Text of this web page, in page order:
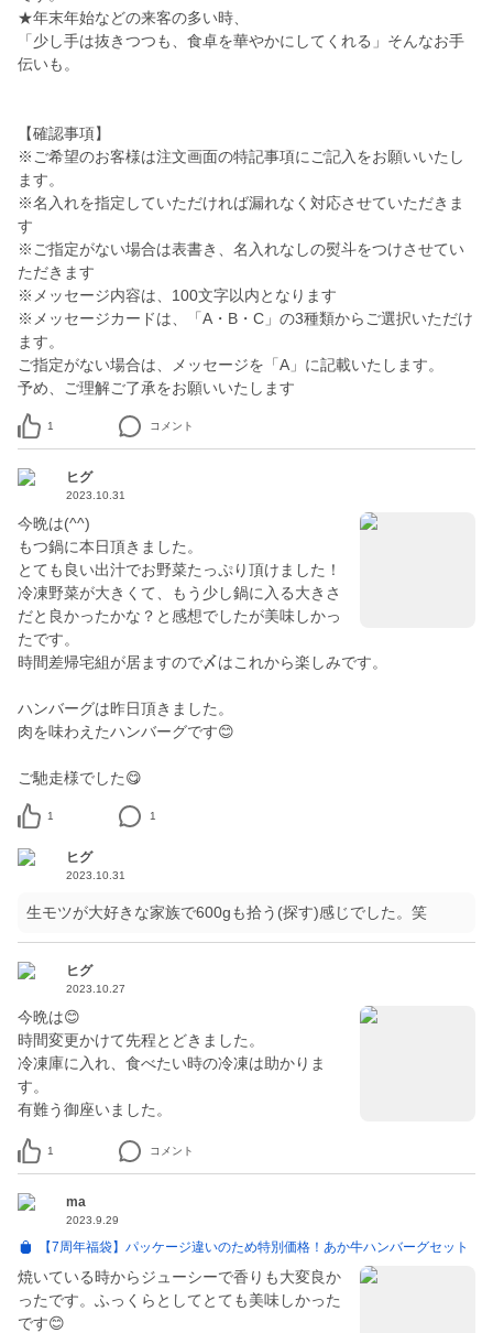
★年末年始などの来客の多い時、
「少し手は抜きつつも、食卓を華やかにしてくれる」そんなお手
伝いも。
【確認事項】
※ご希望のお客様は注文画面の特記事項にご記入をお願いいたし
ます。
※名入れを指定していただければ漏れなく対応させていただきま
す
※ご指定がない場合は表書き、名入れなしの熨斗をつけさせてい
ただきます
※メッセージ内容は、100文字以内となります
※メッセージカードは、「A・B・C」の3種類からご選択いただけ
ます。
ご指定がない場合は、メッセージを「A」に記載いたします。
予め、ご理解ご了承をお願いいたします
1 コメント
ヒグ
2023.10.31
今晩は(^^)
もつ鍋に本日頂きました。
とても良い出汁でお野菜たっぷり頂けました！
冷凍野菜が大きくて、もう少し鍋に入る大きさ
だと良かったかな？と感想でしたが美味しかっ
たです。
時間差帰宅組が居ますので〆はこれから楽しみです。
ハンバーグは昨日頂きました。
肉を味わえたハンバーグです😊
ご馳走様でした😋
1 1
ヒグ
2023.10.31
生モツが大好きな家族で600gも拾う(探す)感じでした。笑
ヒグ
2023.10.27
今晩は😊
時間変更かけて先程とどきました。
冷凍庫に入れ、食べたい時の冷凍は助かりま
す。
1 コメント
ma
2023.9.29
【7周年福袋】パッケージ違いのため特別価格！あか牛ハンバーグセット
焼いている時からジューシーで香りも大変良か
ったです。ふっくらとしてとても美味しかった
です😊